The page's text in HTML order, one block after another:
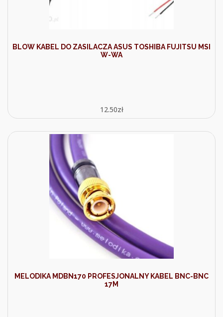
BLOW KABEL DO ZASILACZA ASUS TOSHIBA FUJITSU MSI
W-WA
12.50zł
MELODIKA MDBN170 PROFESJONALNY KABEL BNC-BNC
17M